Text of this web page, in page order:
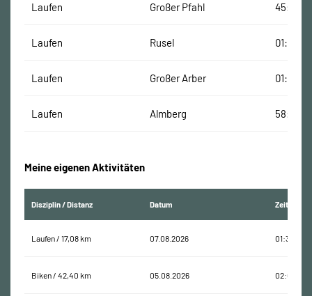
Laufen Großer Pfahl 45:06
Laufen Rusel
Laufen Großer Arber
Laufen Almberg 58:49
Meine eigenen Aktivitäten
Disziplin / Distanz Datum Zeit
Laufen / 17,08 km 07.08.2026 01:31:27
Biken / 42,40 km 05.08.2026 02:00:01